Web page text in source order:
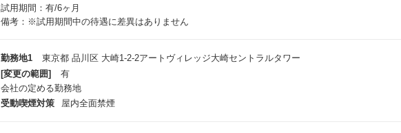
試用期間：有/6ヶ月
備考：※試用期間中の待遇に差異はありません
勤務地1
東京都 品川区 大崎1-2-2アートヴィレッジ大崎セントラルタワー
[変更の範囲]
有
会社の定める勤務地
受動喫煙対策
屋内全面禁煙